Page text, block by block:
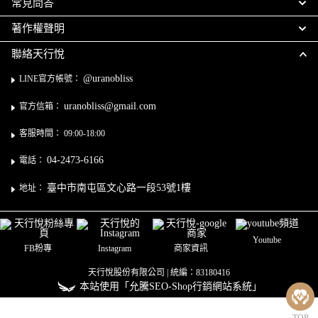
常見問答
著作權聲明
聯絡天行悅
LINE官方帳號： @uranobliss
官方信箱： uranobliss@gmail.com
客服時間： 09:00-18:00
電話： 04-2473-6166
地址： 臺中市南屯區文心路一段53號1樓
FB粉專 Instagram 商家資訊
Youtube
天行悅股份有限公司 | 統編：83180416
本站使用「允騰SEO-Shop行銷網站系統」